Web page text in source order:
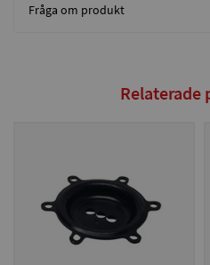
Fråga om produkt
Relaterade